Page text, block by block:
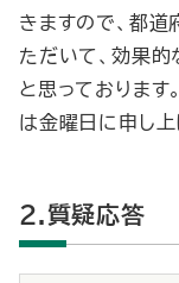
きますので、都道
ただいて、効果
と思っておりま
は金曜日に申し上
2.質疑応答